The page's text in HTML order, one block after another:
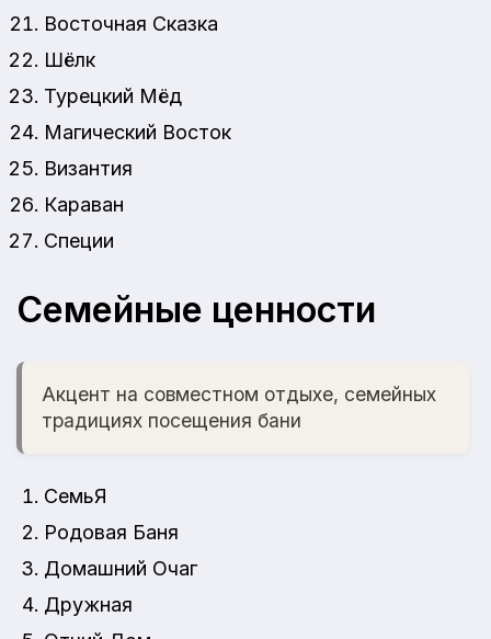
Восточная Сказка
Шёлк
Турецкий Мёд
Магический Восток
Византия
Караван
Специи
Семейные ценности
Акцент на совместном отдыхе, семейных
традициях посещения бани
СемьЯ
Родовая Баня
Домашний Очаг
Дружная